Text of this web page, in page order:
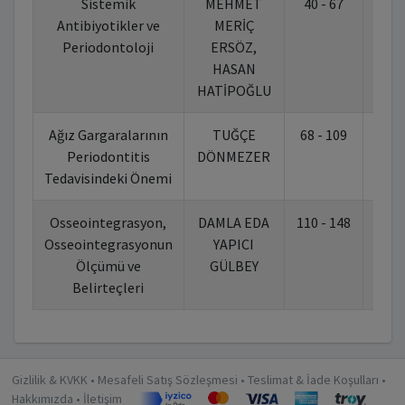
Sistemik
Antibiyotikler ve
Periodontoloji
MEHMET
MERİÇ
ERSÖZ,
HASAN
HATİPOĞLU
40 - 67
Ağız Gargaralarının
Periodontitis
Tedavisindeki Önemi
TUĞÇE
DÖNMEZER
68 - 109
Osseointegrasyon,
Osseointegrasyonun
Ölçümü ve
Belirteçleri
DAMLA EDA
YAPICI
GÜLBEY
110 - 148
Gizlilik & KVKK • Mesafeli Satış Sözleşmesi • Teslimat & İade Koşulları •
Hakkımızda • İletişim